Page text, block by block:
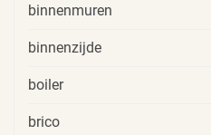
binnenmuren
binnenzijde
boiler
brico